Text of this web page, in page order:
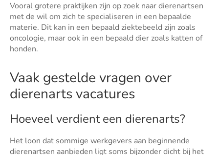
Vooral grotere praktijken zijn op zoek naar dierenartsen
met de wil om zich te specialiseren in een bepaalde
materie. Dit kan in een bepaald ziektebeeld zijn zoals
oncologie, maar ook in een bepaald dier zoals katten of
honden.
Vaak gestelde vragen over
dierenarts vacatures
Hoeveel verdient een dierenarts?
Het loon dat sommige werkgevers aan beginnende
dierenartsen aanbieden ligt soms bijzonder dicht bij het